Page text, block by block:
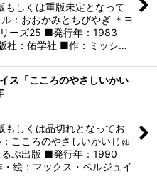
もしくは重版未定となって
：おおかみとちびやぎ ＊ヨ
ーズ25 ■発行年：1983
：佑学社 ■作：ミッシ…
ス「こころのやさしいかい
もしくは品切れとなってお
こころのやさしいかいじゅ
ぷ出版 ■発行年：1990
絵：マックス・ベルジュイ